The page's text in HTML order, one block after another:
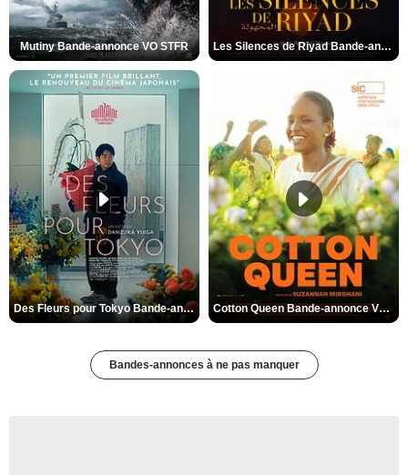
Mutiny Bande-annonce VO STFR Les Silences de Riyad Bande-annonce VO STFR
Des Fleurs pour Tokyo Bande-annonce VO STFR Cotton Queen Bande-annonce VO STFR
Bandes-annonces à ne pas manquer